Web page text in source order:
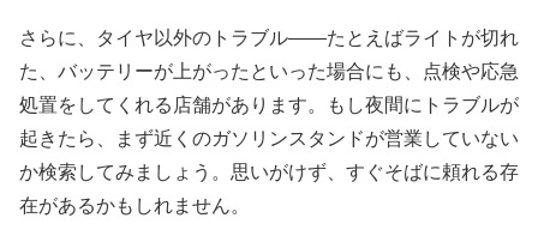
さらに、タイヤ以外のトラブル——たとえばライトが切れ
た、バッテリーが上がったといった場合にも、点検や応急
処置をしてくれる店舗があります。もし夜間にトラブルが
起きたら、まず近くのガソリンスタンドが営業していない
か検索してみましょう。思いがけず、すぐそばに頼れる存
在があるかもしれません。